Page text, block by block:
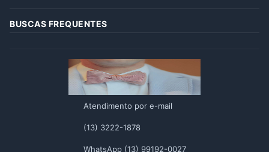
BUSCAS FREQUENTES
Atendimento por e-mail
(13) 3222-1878
WhatsApp (13) 99192-0027